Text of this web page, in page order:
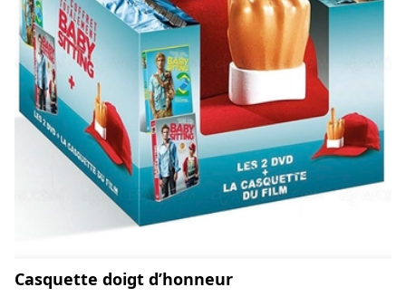
Casquette doigt d’honneur